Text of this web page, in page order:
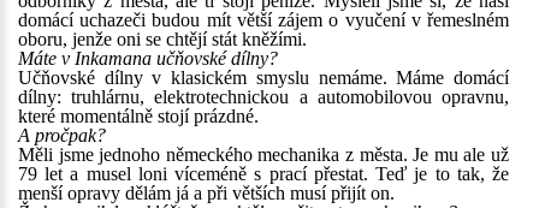
domácí uchazeči budou mít větší zájem o vyučení v řemeslném
oboru, jenže oni se chtějí stát kněžími.
Máte v Inkamana učňovské dílny?
Učňovské dílny v klasickém smyslu nemáme. Máme domácí
dílny: truhlárnu, elektrotechnickou a automobilovou opravnu,
které momentálně stojí prázdné.
A pročpak?
Měli jsme jednoho německého mechanika z města. Je mu ale už
79 let a musel loni víceméně s prací přestat. Teď je to tak, že
menší opravy dělám já a při větších musí přijít on.